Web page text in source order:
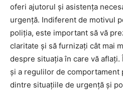
oferi ajutorul și asistența
urgență. Indiferent de motivul
poliția, este important să vă
claritate și să furnizați cât mai
despre situația în care vă
și a regulilor de comportament
dintre situațiile de urgență și